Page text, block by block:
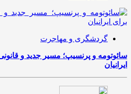
گردشگری و مهاجرت
سائوتومه و پرنسیپ؛ مسیر جدید و
ایرانیان